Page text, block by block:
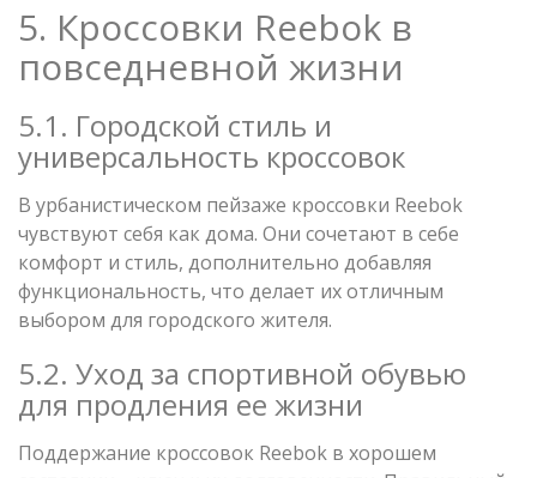
5. Кроссовки Reebok в
повседневной жизни
5.1. Городской стиль и
универсальность кроссовок
В урбанистическом пейзаже кроссовки Reebok
чувствуют себя как дома. Они сочетают в себе
комфорт и стиль, дополнительно добавляя
функциональность, что делает их отличным
выбором для городского жителя.
5.2. Уход за спортивной обувью
для продления ее жизни
Поддержание кроссовок Reebok в хорошем